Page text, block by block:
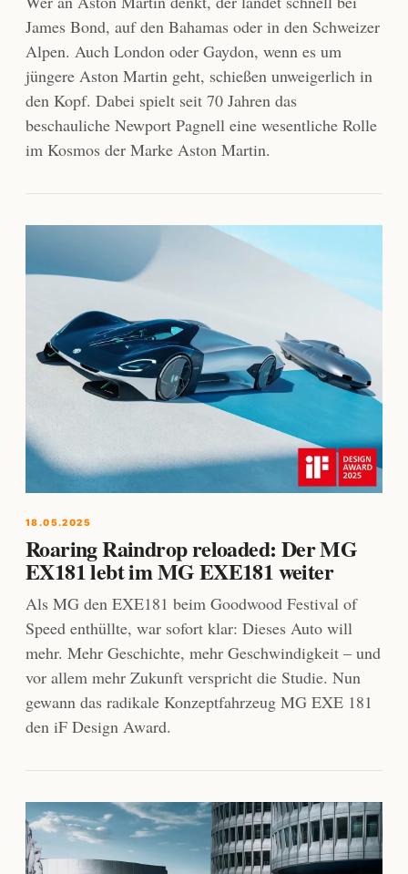
James Bond, auf den Bahamas oder in den Schweizer
Alpen. Auch London oder Gaydon, wenn es um
jüngere Aston Martin geht, schießen unweigerlich in
den Kopf. Dabei spielt seit 70 Jahren das
beschauliche Newport Pagnell eine wesentliche Rolle
im Kosmos der Marke Aston Martin.
18.05.2025
Roaring Raindrop reloaded: Der MG
EX181 lebt im MG EXE181 weiter
Als MG den EXE181 beim Goodwood Festival of
Speed enthüllte, war sofort klar: Dieses Auto will
mehr. Mehr Geschichte, mehr Geschwindigkeit – und
vor allem mehr Zukunft verspricht die Studie. Nun
gewann das radikale Konzeptfahrzeug MG EXE 181
den iF Design Award.